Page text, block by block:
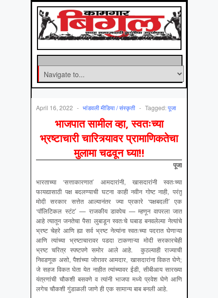
April 16, 2022 - भांडवली मीडिया / संस्कृती - Tagged:पूजा
भाजपात सामील व्हा, स्वतःच्या
भ्रष्टाचारी चारित्र्यावर प्रामाणिकतेचा
मुलामा चढवून घ्या!!
पूजा
भारताच्या ‘सत्ताकारणात’ आमदारांनी, खासदारांनी स्वतःच्या
फायद्यासाठी पक्ष बदलण्याची घटना काही नवीन गोष्ट नाही, परंतु
मोदी सरकार सत्तेत आल्यानंतर ज्या प्रकारे ‘पक्षबदली’ एक
‘पॉलिटिकल स्टंट’ — राजकीय डावपेच — म्हणून वापरला जात
आहे त्यातून जनतेचा पैसा लुबाडून स्वतःचे घबाड बनवलेल्या नेत्यांचे
भ्रष्ट चेहरे आणि ह्या सर्व भ्रष्ट नेत्यांना स्वतःच्या पदरात घेणाऱ्या
आणि त्यांच्या भ्रष्टाचारावर पडदा टाकणाऱ्या मोदी सरकारचेही
भ्रष्ट चरित्र स्पष्टपणे समोर आले आहे. कुठल्याही राज्याची
निवडणूक असो, पैशांच्या जोरावर आमदार, खासदारांना विकत घेणे;
जे सहज विकत घेता येत नाहीत त्यांच्यावर ईडी, सीबीआय सारख्या
यंत्रणांची चौकशी बसवणे व त्यांनी भाजपा मध्ये प्रवेश घेणे आणि
लगेच चौकशी गुंडाळली जाणे ही एक सामान्य बाब बनली आहे.